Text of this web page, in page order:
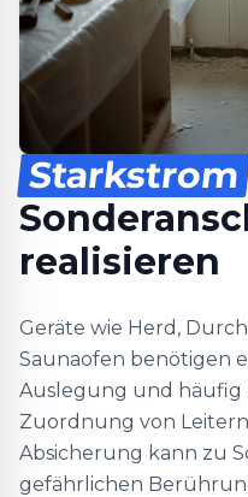
Starkstrom
realisieren
Geräte wie Herd,
Saunaofen benötigen
Auslegung und häufig
Zuordnung von
Absicherung kann zu
gefährlichen